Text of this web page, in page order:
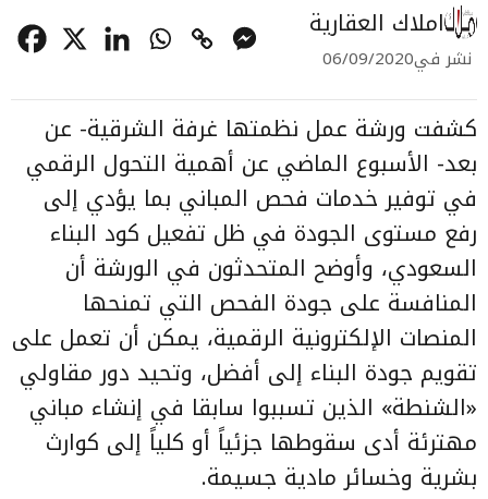
املاك العقارية
نشر في06/09/2020
كشفت ورشة عمل نظمتها غرفة الشرقية- عن
بعد- الأسبوع الماضي عن أهمية التحول الرقمي
في توفير خدمات فحص المباني بما يؤدي إلى
رفع مستوى الجودة في ظل تفعيل كود البناء
السعودي، وأوضح المتحدثون في الورشة أن
المنافسة على جودة الفحص التي تمنحها
المنصات الإلكترونية الرقمية، يمكن أن تعمل على
تقويم جودة البناء إلى أفضل، وتحيد دور مقاولي
«الشنطة» الذين تسببوا سابقا في إنشاء مباني
مهترئة أدى سقوطها جزئياً أو كلياً إلى كوارث
بشرية وخسائر مادية جسيمة.